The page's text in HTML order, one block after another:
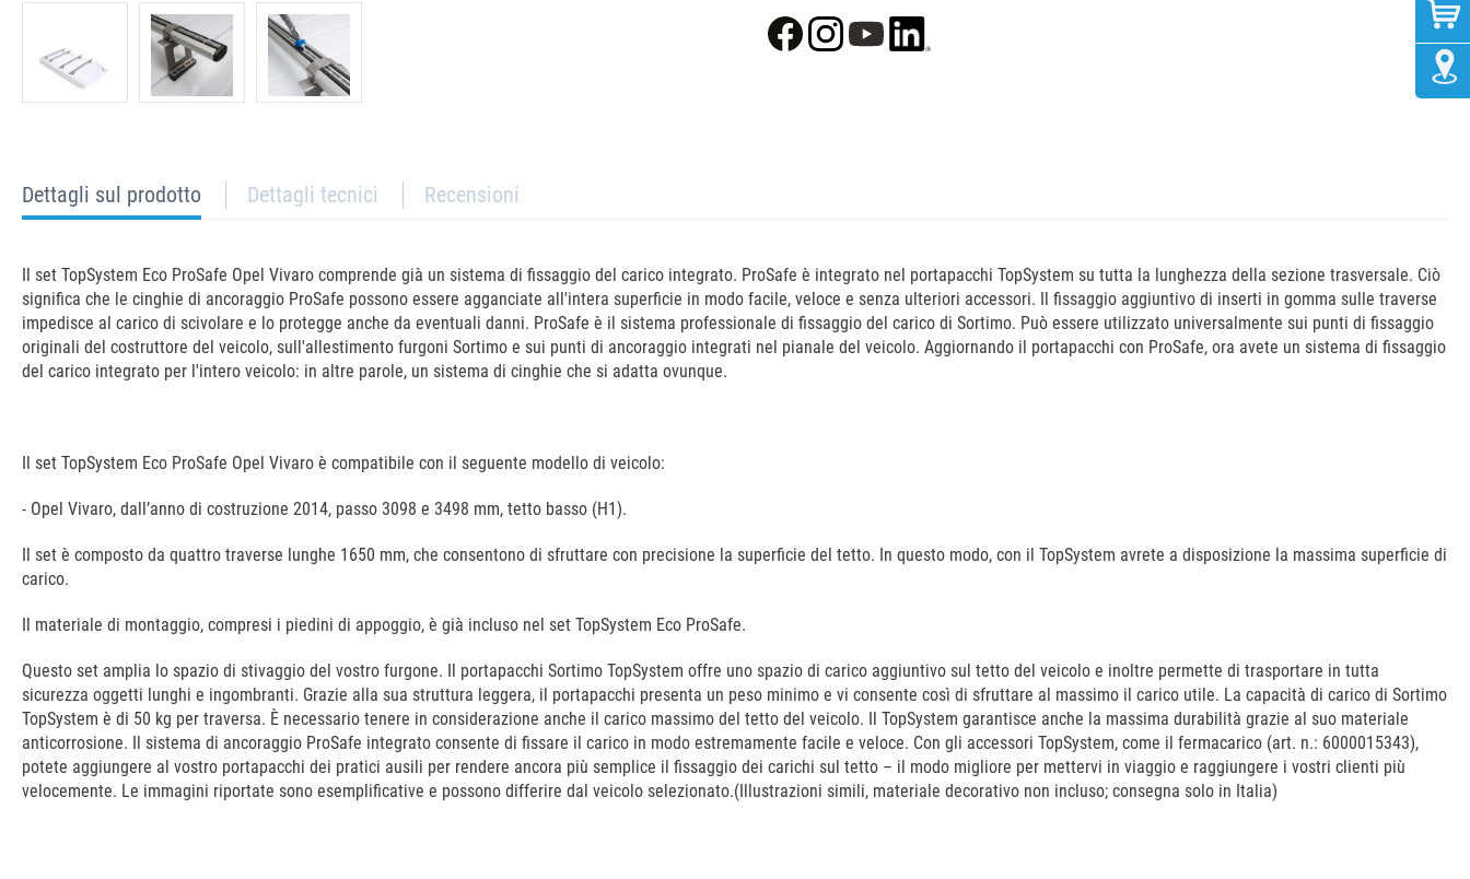
current
tab:
Dettagli sul prodotto Dettagli tecnici Recensioni
Il set TopSystem Eco ProSafe Opel Vivaro comprende già un sistema di fissaggio del carico integrato. ProSafe è integrato nel portapacchi TopSystem su tutta la lunghezza della sezione trasversale. Ciò
significa che le cinghie di ancoraggio ProSafe possono essere agganciate all'intera superficie in modo facile, veloce e senza ulteriori accessori. Il fissaggio aggiuntivo di inserti in gomma sulle traverse
impedisce al carico di scivolare e lo protegge anche da eventuali danni. ProSafe è il sistema professionale di fissaggio del carico di Sortimo. Può essere utilizzato universalmente sui punti di fissaggio
originali del costruttore del veicolo, sull'allestimento furgoni Sortimo e sui punti di ancoraggio integrati nel pianale del veicolo. Aggiornando il portapacchi con ProSafe, ora avete un sistema di fissaggio
del carico integrato per l'intero veicolo: in altre parole, un sistema di cinghie che si adatta ovunque.
Il set TopSystem Eco ProSafe Opel Vivaro è compatibile con il seguente modello di veicolo:
- Opel Vivaro, dall’anno di costruzione 2014, passo 3098 e 3498 mm, tetto basso (H1).
Il set è composto da quattro traverse lunghe 1650 mm, che consentono di sfruttare con precisione la superficie del tetto. In questo modo, con il TopSystem avrete a disposizione la massima superficie di
carico.
Il materiale di montaggio, compresi i piedini di appoggio, è già incluso nel set TopSystem Eco ProSafe.
Questo set amplia lo spazio di stivaggio del vostro furgone. Il portapacchi Sortimo TopSystem offre uno spazio di carico aggiuntivo sul tetto del veicolo e inoltre permette di trasportare in tutta
sicurezza oggetti lunghi e ingombranti. Grazie alla sua struttura leggera, il portapacchi presenta un peso minimo e vi consente così di sfruttare al massimo il carico utile. La capacità di carico di Sortimo
TopSystem è di 50 kg per traversa. È necessario tenere in considerazione anche il carico massimo del tetto del veicolo. Il TopSystem garantisce anche la massima durabilità grazie al suo materiale
anticorrosione. Il sistema di ancoraggio ProSafe integrato consente di fissare il carico in modo estremamente facile e veloce. Con gli accessori TopSystem, come il fermacarico (art. n.: 6000015343),
potete aggiungere al vostro portapacchi dei pratici ausili per rendere ancora più semplice il fissaggio dei carichi sul tetto – il modo migliore per mettervi in viaggio e raggiungere i vostri clienti più
velocemente. Le immagini riportate sono esemplificative e possono differire dal veicolo selezionato.(Illustrazioni simili, materiale decorativo non incluso; consegna solo in Italia)